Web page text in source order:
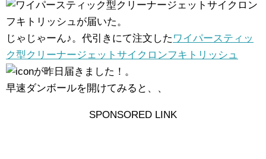
じゃじゃーん♪。代引きにて注文した ワイパースティッ
ク型クリーナージェットサイクロンフキトリッシュ
が昨日届きました！。
早速ダンボールを開けてみると、、
SPONSORED LINK